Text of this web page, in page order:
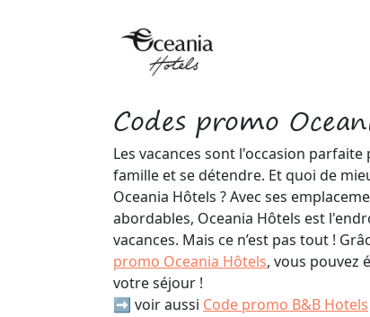
Codes promo
Les vacances sont l'occasion
famille et se détendre. Et quoi de
Oceania Hôtels ? Avec ses
abordables, Oceania Hôtels est
vacances. Mais ce n’est pas tout !
promo Oceania Hôtels, vous pouvez
votre séjour !
➡️ voir aussi Code promo B&B Hotels